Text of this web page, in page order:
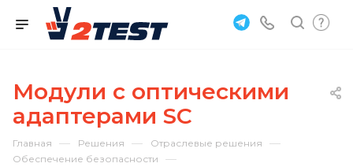
Модули с оптическими
адаптерами SC
Главная — Решения — Отраслевые решения —
Обеспечение безопасности —